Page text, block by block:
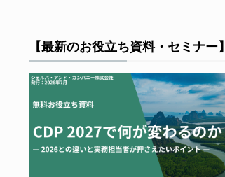
【最新のお役立ち資料・セミナー】